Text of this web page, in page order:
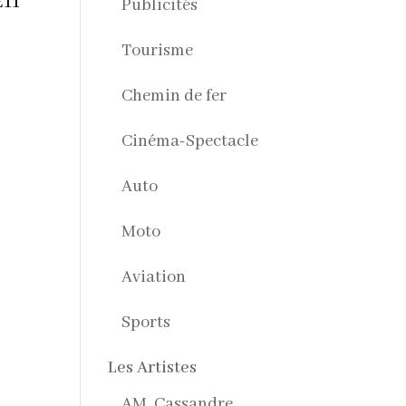
Publicités
Tourisme
Chemin de fer
Cinéma-Spectacle
Auto
Moto
Aviation
Sports
Les Artistes